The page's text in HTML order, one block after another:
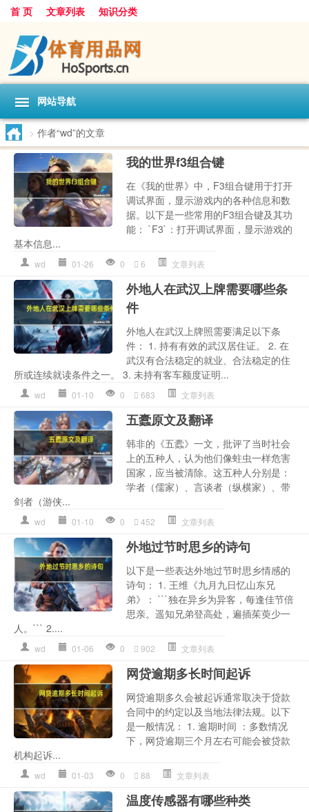
首 页 文章列表 知识分类
网站导航
> 作者“wd”的文章
我的世界f3组合键
在《我的世界》中，F3组合键用于打开
调试界面，显示游戏内的各种信息和数
据。以下是一些常用的F3组合键及其功
能： `F3`：打开调试界面，显示游戏的
基本信息...
wd 01-26 0 6 文章列表
外地人在武汉上牌需要哪些条
件
外地人在武汉上牌照需要满足以下条
件： 1. 持有有效的武汉居住证。 2. 在
武汉有合法稳定的就业、合法稳定的住
所或连续就读条件之一。 3. 未持有客车额度证明...
wd 01-10 0 683 文章列表
五蠹原文及翻译
韩非的《五蠹》一文，批评了当时社会
上的五种人，认为他们像蛀虫一样危害
国家，应当被清除。这五种人分别是：
学者（儒家）、言谈者（纵横家）、带
剑者（游侠...
wd 01-10 0 452 文章列表
外地过节时思乡的诗句
以下是一些表达外地过节时思乡情感的
诗句： 1. 王维《九月九日忆山东兄
弟》： ```独在异乡为异客，每逢佳节倍
思亲。遥知兄弟登高处，遍插茱萸少一
人。``` 2....
wd 01-06 0 902 文章列表
网贷逾期多长时间起诉
网贷逾期多久会被起诉通常取决于贷款
合同中的约定以及当地法律法规。以下
是一般情况： 1. 逾期时间 ：多数情况
下，网贷逾期三个月左右可能会被贷款
机构起诉...
wd 01-03 0 88 文章列表
温度传感器有哪些种类